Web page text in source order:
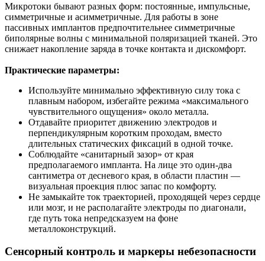
Микротоки бывают разных форм: постоянные, импульсные,
симметричные и асимметричные. Для работы в зоне
пассивных имплантов предпочтительнее симметричные
биполярные волны с минимальной поляризацией тканей. Это
снижает накопление заряда в точке контакта и дискомфорт.
Практические параметры:
Используйте минимально эффективную силу тока с
плавным набором, избегайте режима «максимального
чувствительного ощущения» около металла.
Отдавайте приоритет движению электродов и
перпендикулярным коротким проходам, вместо
длительных статических фиксаций в одной точке.
Соблюдайте «санитарный зазор» от края
предполагаемого импланта. На лице это один‑два
сантиметра от десневого края, в области пластин —
визуальная проекция плюс запас по комфорту.
Не замыкайте ток траекторией, проходящей через сердце
или мозг, и не располагайте электроды по диагонали,
где путь тока непредсказуем на фоне
металлоконструкций.
Сенсорный контроль и маркеры небезопасности